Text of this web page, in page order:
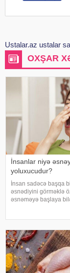
Ustalar.az ustalar
OXŞAR
İnsanlar niyə
yoluxucudur?
İnsan sadəcə başqa
əsnədiyini görməklə
əsnəməyə başlaya
verir ki, əsnəmək
orqanizminin ən adi